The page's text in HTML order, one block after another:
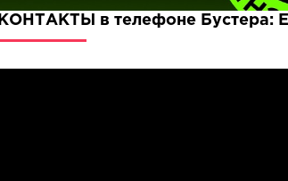
КОНТАКТЫ в телефоне Бустера: